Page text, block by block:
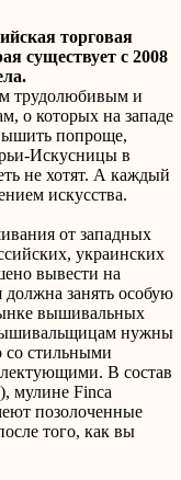
торговая
существует с 2008
трудолюбивым и
о которых на западе
попроще,
Искусницы в
не хотят. А каждый
искусства.
от западных
украинских
вывести на
занять особую
вышивальных
нужны
со стильными
В состав
мулине Finсa
позолоченные
того, как вы